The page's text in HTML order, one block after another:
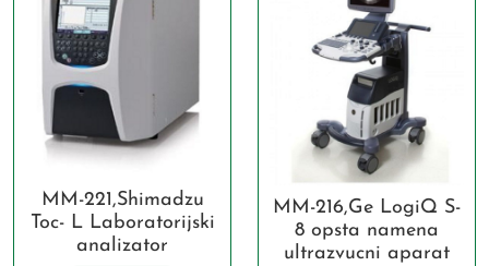
MM-221,Shimadzu
Toc- L Laboratorijski
analizator
MM-216,Ge LogiQ S-
8 opsta namena
ultrazvucni aparat